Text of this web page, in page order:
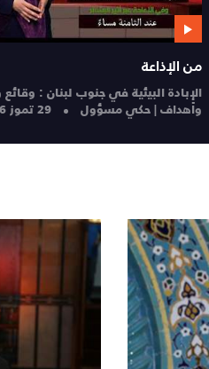
الإذاعة
الأهلي عاليه ورحلة العودة إلى